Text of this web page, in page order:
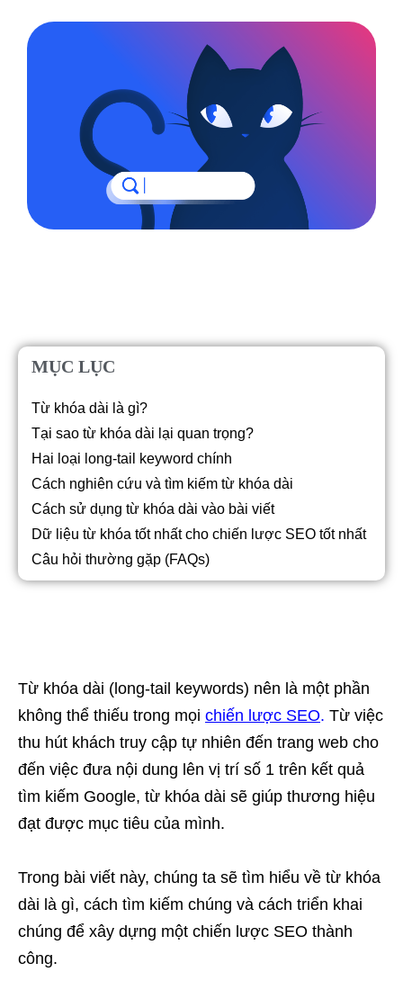
MỤC LỤC
Từ khóa dài là gì?
Tại sao từ khóa dài lại quan trọng?
Hai loại long-tail keyword chính
Cách nghiên cứu và tìm kiếm từ khóa dài
Cách sử dụng từ khóa dài vào bài viết
Dữ liệu từ khóa tốt nhất cho chiến lược SEO tốt nhất
Câu hỏi thường gặp (FAQs)
Từ khóa dài (long-tail keywords) nên là một phần
không thể thiếu trong mọi chiến lược SEO. Từ việc
thu hút khách truy cập tự nhiên đến trang web cho
đến việc đưa nội dung lên vị trí số 1 trên kết quả
tìm kiếm Google, từ khóa dài sẽ giúp thương hiệu
đạt được mục tiêu của mình.
Trong bài viết này, chúng ta sẽ tìm hiểu về từ khóa
dài là gì, cách tìm kiếm chúng và cách triển khai
chúng để xây dựng một chiến lược SEO thành
công.